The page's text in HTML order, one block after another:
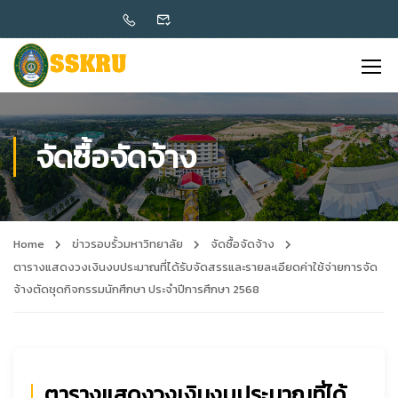
จัดซื้อจัดจ้าง
Home ข่าวรอบรั้วมหาวิทยาลัย
จัดซื้อจัดจ้าง
ตารางแสดงวงเงินงบประมาณที่ได้รับจัดสรรและรายละเอียดค่าใช้จ่ายการจัด
จ้างตัดชุดกิจกรรมนักศึกษา ประจำปีการศึกษา 2568